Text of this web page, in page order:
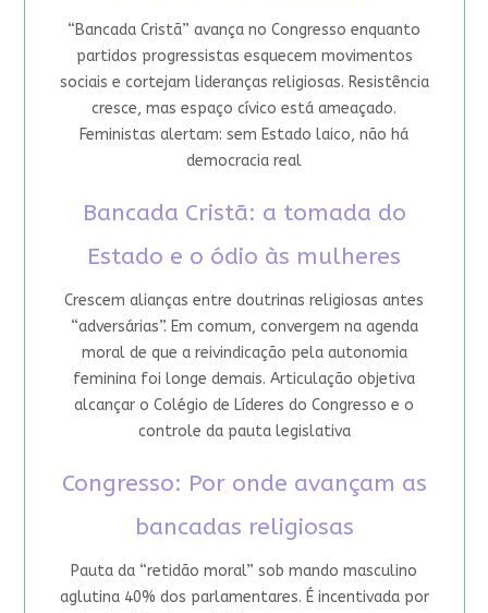
“Bancada Cristã” avança no Congresso enquanto
partidos progressistas esquecem movimentos
sociais e cortejam lideranças religiosas. Resistência
cresce, mas espaço cívico está ameaçado.
Feministas alertam: sem Estado laico, não há
democracia real
Bancada Cristã: a tomada do
Estado e o ódio às mulheres
Crescem alianças entre doutrinas religiosas antes
“adversárias”. Em comum, convergem na agenda
moral de que a reivindicação pela autonomia
feminina foi longe demais. Articulação objetiva
alcançar o Colégio de Líderes do Congresso e o
controle da pauta legislativa
Congresso: Por onde avançam as
bancadas religiosas
Pauta da “retidão moral” sob mando masculino
aglutina 40% dos parlamentares. É incentivada por